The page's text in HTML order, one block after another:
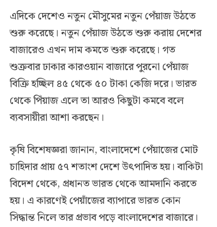
এদিকে দেশেও নতুন মৌসুমের নতুন পেঁয়াজ উঠতে
শুরু করেছে। নতুন পেঁয়াজ উঠতে শুরু করায় দেশের
বাজারেও এখন দাম কমতে শুরু করেছে। গত
শুক্রবার ঢাকার কারওয়ান বাজারে পুরনো পেঁয়াজ
বিক্রি হচ্ছিল ৪৫ থেকে ৫০ টাকা কেজি দরে। ভারত
থেকে পিঁয়াজ এলে তা আরও কিছুটা কমবে বলে
ব্যবসায়ীরা আশা করছেন।
কৃষি বিশেষজ্ঞরা জানান, বাংলাদেশে পেঁয়াজের মোট
চাহিদার প্রায় ৫৭ শতাংশ দেশে উৎপাদিত হয়। বাকিটা
বিদেশ থেকে, প্রধানত ভারত থেকে আমদানি করতে
হয়। এ কারণেই পেয়াঁজের ব্যাপারে ভারত কোন
সিদ্ধান্ত নিলে তার প্রভাব পড়ে বাংলাদেশের বাজারে।